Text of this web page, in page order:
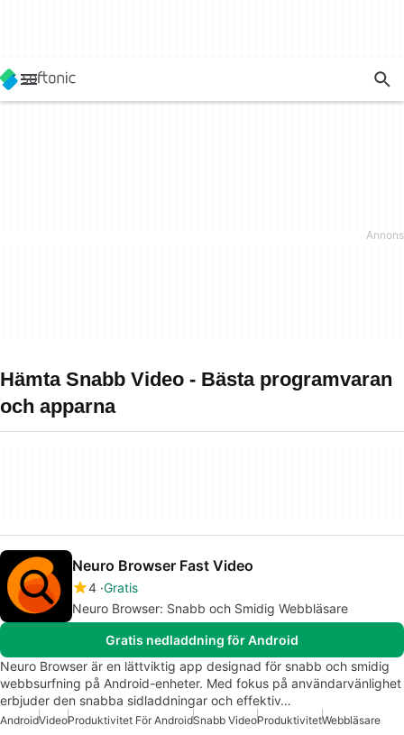
Hämta Snabb Video - Bästa programvaran
och apparna
Neuro Browser Fast Video
4 Gratis
Neuro Browser: Snabb och Smidig Webbläsare
Gratis nedladdning för Android
Neuro Browser är en lättviktig app designad för snabb och smidig
webbsurfning på Android-enheter. Med fokus på användarvänlighet
erbjuder den snabba sidladdningar och effektiv…
AndroidVideoProduktivitet För AndroidSnabb VideoProduktivitetWebbläsare